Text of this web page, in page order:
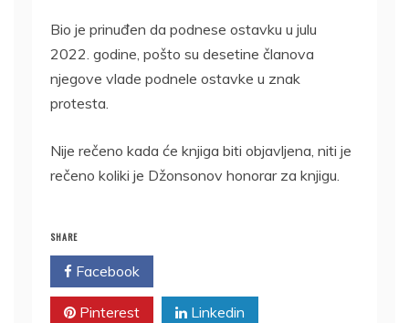
Bio je prinuđen da podnese ostavku u julu
2022. godine, pošto su desetine članova
njegove vlade podnele ostavke u znak
protesta.
Nije rečeno kada će knjiga biti objavljena, niti je
rečeno koliki je Džonsonov honorar za knjigu.
SHARE
Facebook
Pinterest Linkedin